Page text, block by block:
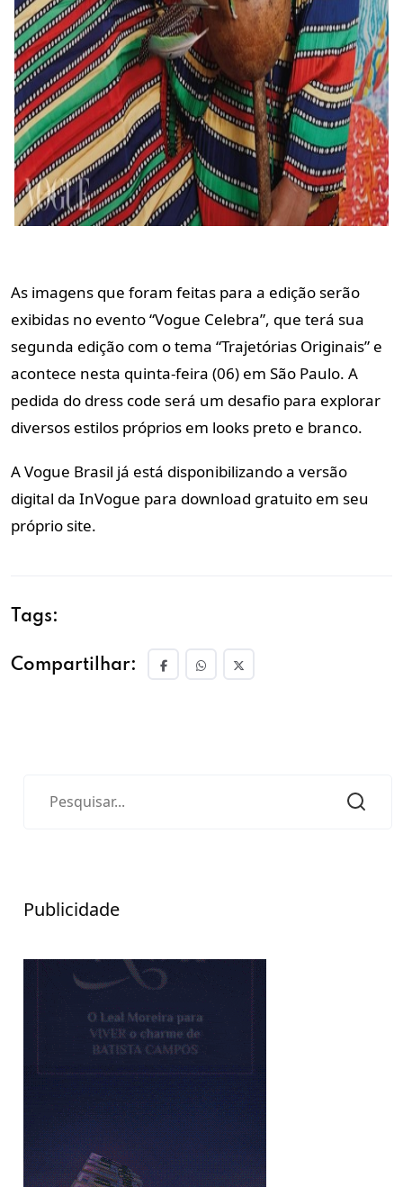
As imagens que foram feitas para a edição serão
exibidas no evento “Vogue Celebra”, que terá sua
segunda edição com o tema “Trajetórias Originais” e
acontece nesta quinta-feira (06) em São Paulo. A
pedida do dress code será um desafio para explorar
diversos estilos próprios em looks preto e branco.
A Vogue Brasil já está disponibilizando a versão
digital da InVogue para download gratuito em seu
próprio site.
Tags:
Compartilhar:
Publicidade